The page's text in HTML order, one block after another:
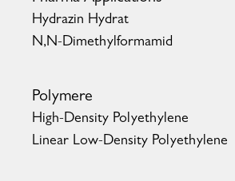
Hydrazin Hydrat
N,N-Dimethylformamid
Polymere
High-Density Polyethylene
Linear Low-Density Polyethylene